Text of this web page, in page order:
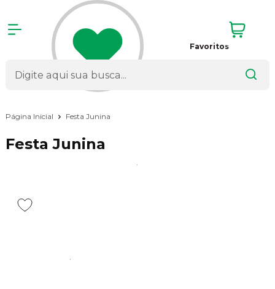
Favoritos
Página Inicial Festa Junina
Festa Junina